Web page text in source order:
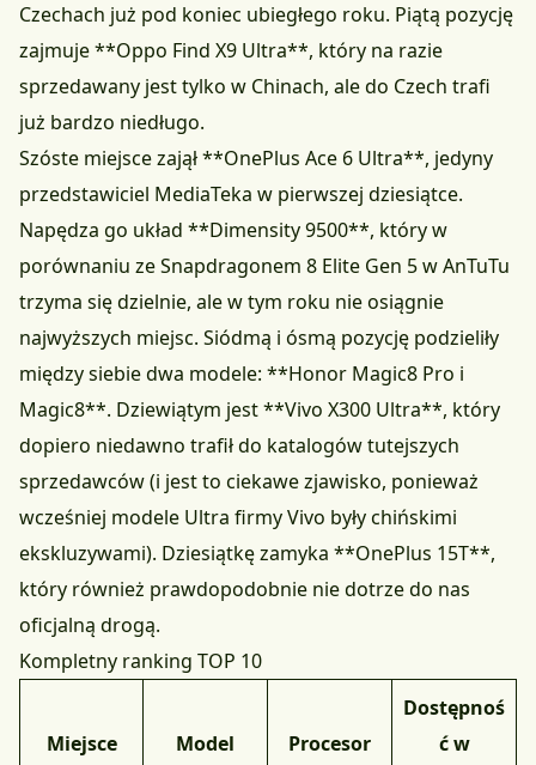
Czechach już pod koniec ubiegłego roku. Piątą pozycję
zajmuje **Oppo Find X9 Ultra**, który na razie
sprzedawany jest tylko w Chinach, aledo Czech trafi
już bardzo niedługo.
Szóste miejsce zajął **OnePlus Ace 6 Ultra**, jedyny
przedstawiciel MediaTeka w pierwszej dziesiątce.
Napędza go układ **Dimensity 9500**, który w
porównaniu ze Snapdragonem 8 Elite Gen 5 w AnTuTu
trzyma się dzielnie, ale w tym roku nie osiągnie
najwyższych miejsc. Siódmą i ósmą pozycję podzieliły
między siebie dwa modele: **Honor Magic8 Pro i
Magic8**. Dziewiątym jest **Vivo X300 Ultra**, który
dopiero niedawno trafił do katalogów tutejszych
sprzedawców(i jest to ciekawe zjawisko, ponieważ
wcześniej modele Ultra firmy Vivo były chińskimi
ekskluzywami). Dziesiątkę zamyka **OnePlus 15T**,
który również prawdopodobnie nie dotrze do nas
oficjalną drogą.
Kompletny ranking TOP 10
Miejsce Model Procesor
Dostępnoś
ć w